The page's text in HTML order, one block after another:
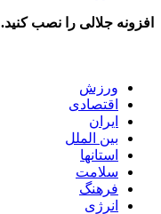
افزونه جلالی را نصب کنید.
ورزش
اقتصادی
ایران
بین الملل
استانها
سلامت
فرهنگ
انرژی